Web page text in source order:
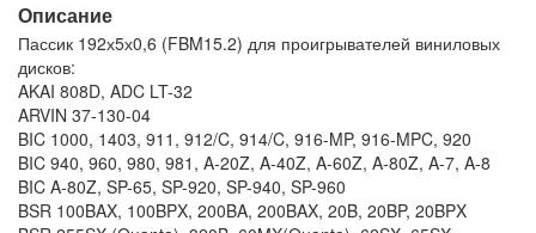
Описание
Пассик 192х5х0,6 (FBM15.2) для проигрывателей виниловых
дисков:
AKAI 808D, ADC LT-32
ARVIN 37-130-04
BIC 1000, 1403, 911, 912/C, 914/C, 916-MP, 916-MPC, 920
BIC 940, 960, 980, 981, A-20Z, A-40Z, A-60Z, A-80Z, A-7, A-8
BIC A-80Z, SP-65, SP-920, SP-940, SP-960
BSR 100BAX, 100BPX, 200BA, 200BAX, 20B, 20BP, 20BPX